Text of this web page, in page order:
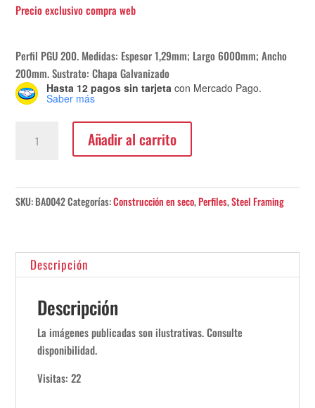
Perfil PGU 200. Medidas: Espesor 1,29mm; Largo 6000mm; Ancho
200mm. Sustrato: Chapa Galvanizado
Hasta 12 pagos sin tarjeta con Mercado Pago.
Saber más
cantidad
Añadir al carrito
SKU:BA0042Categorías:Construcción en seco,Perfiles,Steel Framing
Descripción
Descripción
La imágenes publicadas son ilustrativas. Consulte
disponibilidad.
Visitas: 22